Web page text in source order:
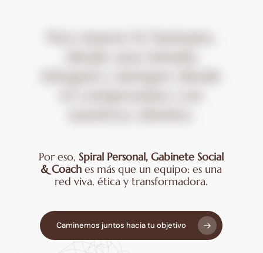
humano,
Por eso, Spiral Personal, Gabinete Social
& Coach es más que un equipo: es una
red viva, ética y transformadora.
Caminemos juntos hacia tu objetivo